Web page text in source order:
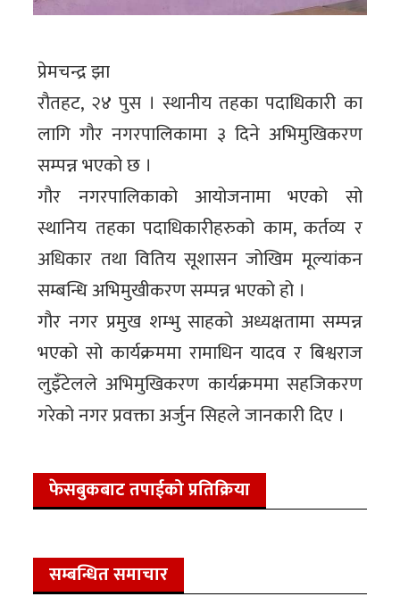
प्रेमचन्द्र झा
रौतहट, २४ पुस । स्थानीय तहका पदाधिकारी का
लागि गौर नगरपालिकामा ३ दिने अभिमुखिकरण
सम्पन्न भएको छ ।
गौर नगरपालिकाको आयोजनामा भएको सो
स्थानिय तहका पदाधिकारीहरुको काम, कर्तव्य र
अधिकार तथा वितिय सूशासन जोखिम मूल्यांकन
सम्बन्धि अभिमुखीकरण सम्पन्न भएको हो ।
गौर नगर प्रमुख शम्भु साहको अध्यक्षतामा सम्पन्न
भएको सो कार्यक्रममा रामाधिन यादव र बिश्वराज
लुइँटेलले अभिमुखिकरण कार्यक्रममा सहजिकरण
गरेको नगर प्रवक्ता अर्जुन सिहले जानकारी दिए ।
फेसबुकबाट तपाईको प्रतिक्रिया
सम्बन्धित समाचार